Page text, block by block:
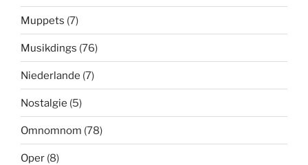
Muppets (7)
Musikdings (76)
Niederlande (7)
Nostalgie (5)
Omnomnom (78)
Oper (8)